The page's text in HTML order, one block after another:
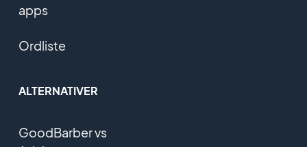
apps
Ordliste
ALTERNATIVER
GoodBarber vs